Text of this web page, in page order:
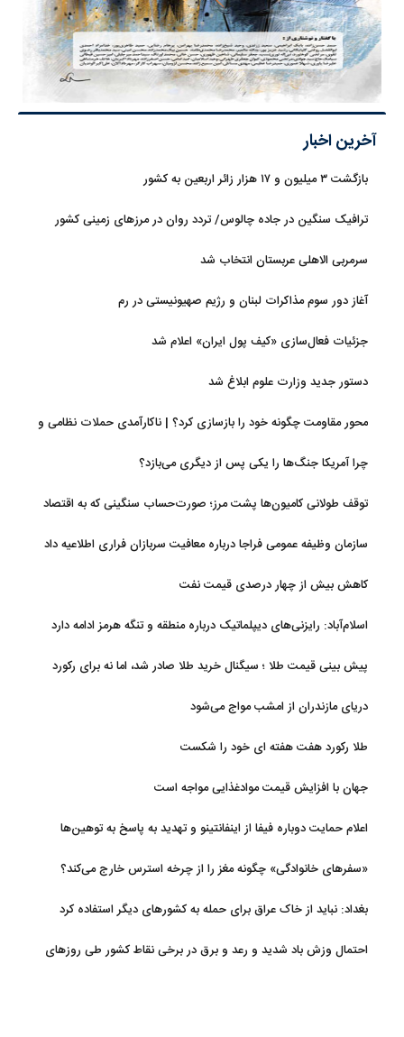
آخرین اخبار
بازگشت ۳ میلیون و ۱۷ هزار زائر اربعین به کشور
ترافیک سنگین در جاده چالوس/ تردد روان در مرزهای زمینی کشور
سرمربی الاهلی عربستان انتخاب شد
آغاز دور سوم مذاکرات لبنان و رژیم صهیونیستی در رم
جزئیات فعال‌سازی «کیف پول ایران» اعلام شد
دستور جدید وزارت علوم ابلاغ شد
محور مقاومت چگونه خود را بازسازی کرد؟ | ناکارآمدی حملات نظامی و
چرا آمریکا جنگ‌ها را یکی پس از دیگری می‌بازد؟
توقف طولانی کامیون‌ها پشت مرز؛ صورت‌حساب سنگینی که به اقتصاد
سازمان وظیفه عمومی فراجا درباره معافیت سربازان فراری اطلاعیه داد
کاهش بیش از چهار درصدی قیمت نفت
اسلام‌آباد: رایزنی‌های دیپلماتیک درباره منطقه و تنگه هرمز ادامه دارد
پیش بینی قیمت طلا ؛ سیگنال خرید طلا صادر شد، اما نه برای رکورد
دریای مازندران از امشب مواج می‌شود
طلا رکورد هفت هفته ای خود را شکست
جهان با افزایش قیمت موادغذایی مواجه است
اعلام حمایت دوباره فیفا از اینفانتینو و تهدید به پاسخ به توهین‌ها
«سفرهای خانوادگی» چگونه مغز را از چرخه استرس خارج می‌کند؟
بغداد: نباید از خاک عراق برای حمله به کشورهای دیگر استفاده کرد
احتمال وزش باد شدید و رعد و برق در برخی نقاط کشور طی روزهای